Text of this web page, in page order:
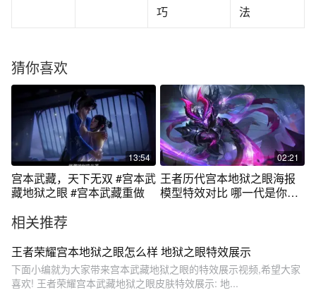
巧
法
猜你喜欢
13:54
宫本武藏，天下无双 #宫本武
藏地狱之眼 #宫本武藏重做
02:21
王者历代宫本地狱之眼海报
模型特效对比 哪一代是你们
相关推荐
王者荣耀宫本地狱之眼怎么样 地狱之眼特效展示
下面小编就为大家带来宫本武藏地狱之眼的特效展示视频,希望大家
喜欢! 王者荣耀宫本武藏地狱之眼皮肤特效展示: 地...